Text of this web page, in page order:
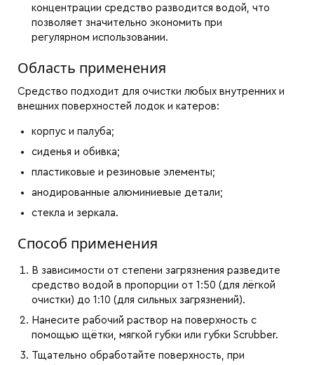
концентрации средство разводится водой, что
позволяет значительно экономить при
регулярном использовании.
Область применения
Средство подходит для очистки любых внутренних и
внешних поверхностей лодок и катеров:
корпус и палуба;
сиденья и обивка;
пластиковые и резиновые элементы;
анодированные алюминиевые детали;
стекла и зеркала.
Способ применения
В зависимости от степени загрязнения разведите
средство водой в пропорции от 1:50 (для лёгкой
очистки) до 1:10 (для сильных загрязнений).
Нанесите рабочий раствор на поверхность с
помощью щётки, мягкой губки или губки Scrubber.
Тщательно обработайте поверхность, при